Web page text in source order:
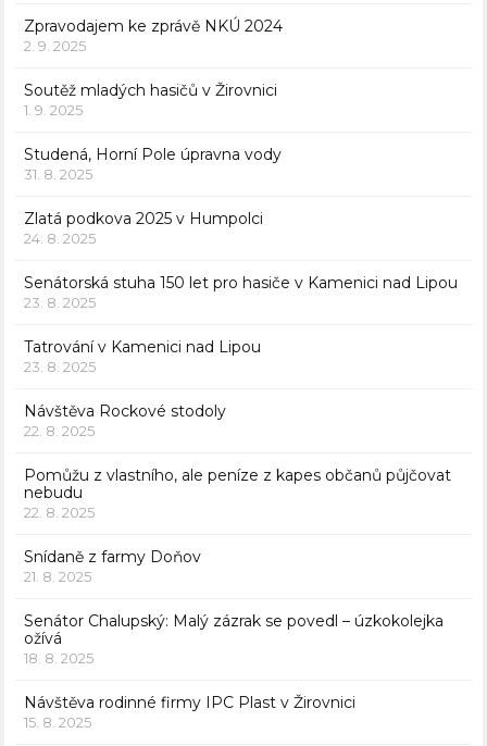
Zpravodajem ke zprávě NKÚ 2024
2. 9. 2025
Soutěž mladých hasičů v Žirovnici
1. 9. 2025
Studená, Horní Pole úpravna vody
31. 8. 2025
Zlatá podkova 2025 v Humpolci
24. 8. 2025
Senátorská stuha 150 let pro hasiče v Kamenici nad Lipou
23. 8. 2025
Tatrování v Kamenici nad Lipou
23. 8. 2025
Návštěva Rockové stodoly
22. 8. 2025
Pomůžu z vlastního, ale peníze z kapes občanů půjčovat
nebudu
22. 8. 2025
Snídaně z farmy Doňov
21. 8. 2025
Senátor Chalupský: Malý zázrak se povedl – úzkokolejka
ožívá
18. 8. 2025
Návštěva rodinné firmy IPC Plast v Žirovnici
15. 8. 2025